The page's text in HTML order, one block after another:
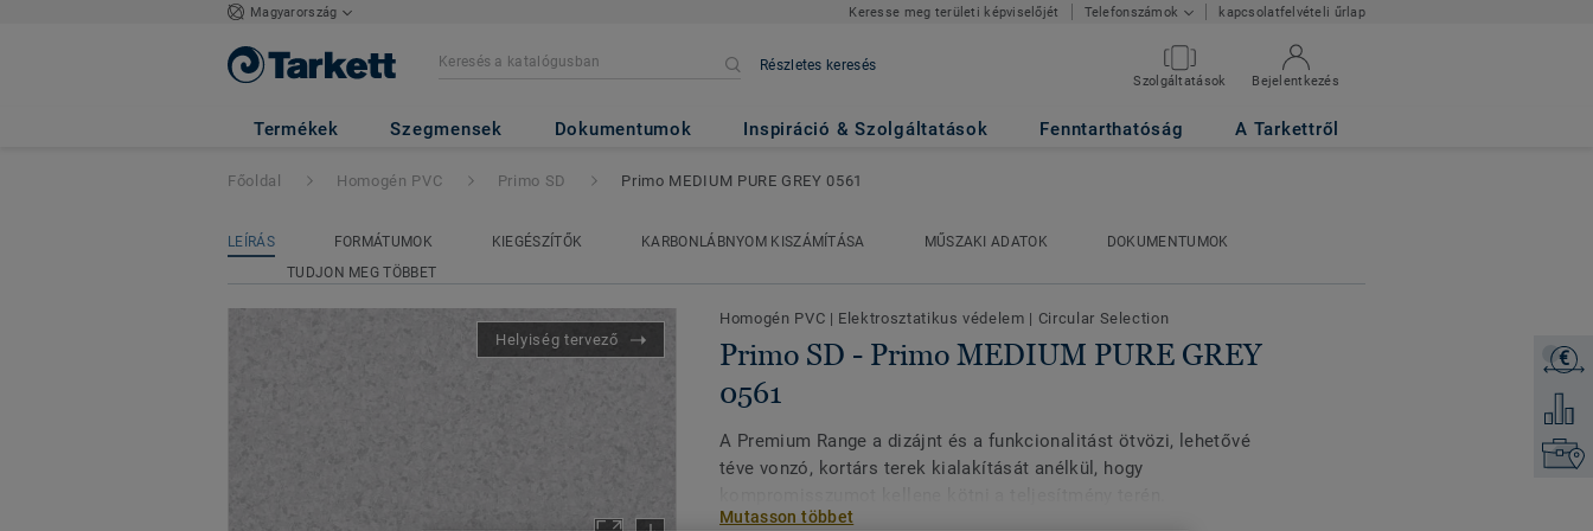
Magyarország Keresse meg területi képviselőjét Telefonszámok kapcsolatfelvételi űrlap
Részletes keresés
Szolgáltatások Bejelentkezés
Termékek Szegmensek Dokumentumok Inspiráció & Szolgáltatások Fenntarthatóság A Tarkettről
Primo SD - Primo MEDIUM PURE GREY 0561
€
Főoldal Homogén PVC Primo SD Primo MEDIUM PURE GREY 0561
LEÍRÁS FORMÁTUMOK KIEGÉSZÍTŐK KARBONLÁBNYOM KISZÁMÍTÁSA MŰSZAKI ADATOK
DOKUMENTUMOK
TUDJON MEG TÖBBET
Helyiség tervező
Homogén PVC | Elektrosztatikus védelem | Circular Selection
Primo SD - Primo MEDIUM PURE GREY
0561
A Premium Range a dizájnt és a funkcionalitást ötvözi, lehetővé
téve vonzó, kortárs terek kialakítását anélkül, hogy
Multifunkcionális megoldásaink, a Primo Safe.T és a Primo SD,
Mutasson többet